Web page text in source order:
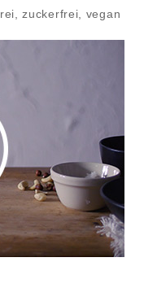
zuckerfrei, vegan